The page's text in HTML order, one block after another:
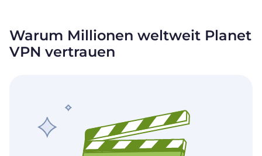
Warum Millionen weltweit Planet
VPN vertrauen